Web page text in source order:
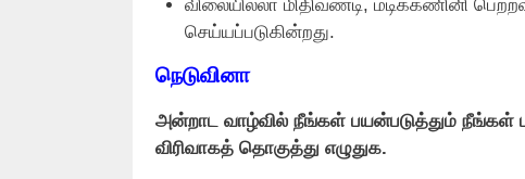
விலையில்லா மிதிவண்டி, மடிக்கணினி
செய்யப்படுகின்றது.
நெடுவினா
அன்றாட வாழ்வில் நீங்கள் பயன்படுத்தும்
விரிவாகத் தொகுத்து எழுதுக.